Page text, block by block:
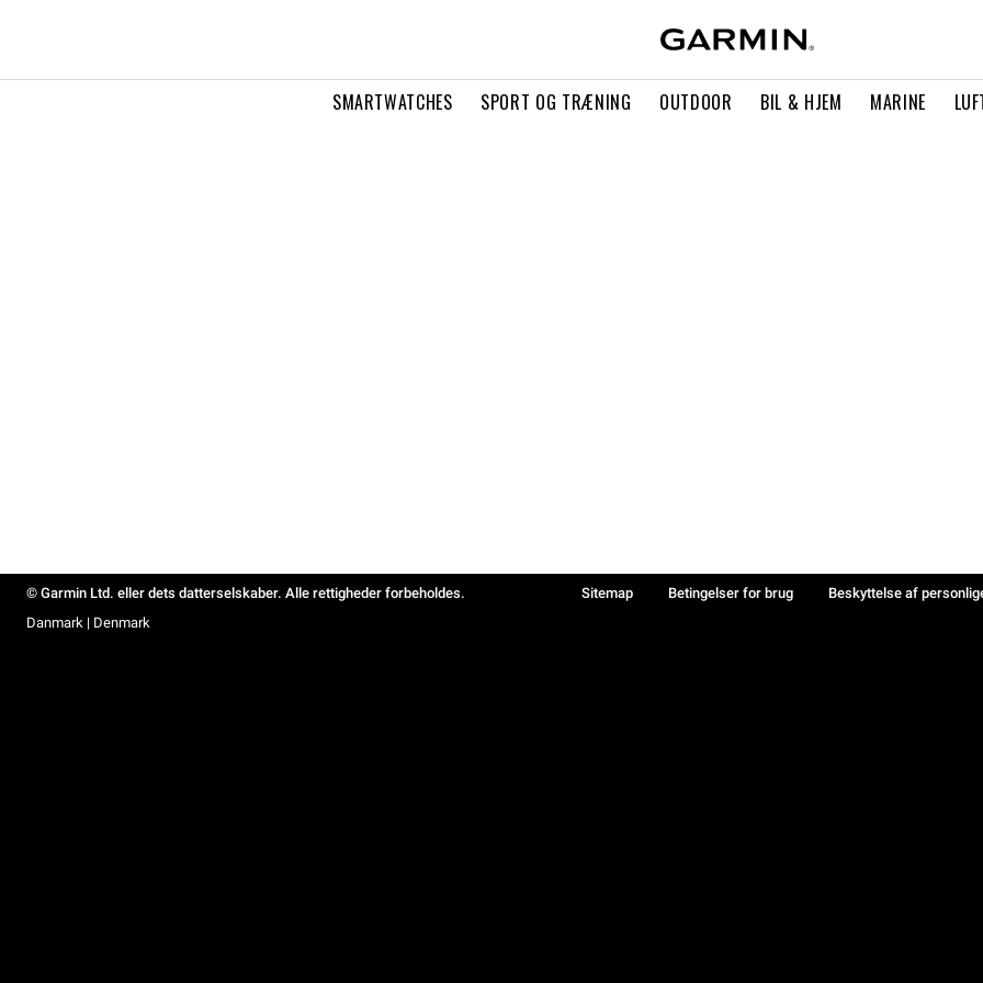
SMARTWATCHES SPORT OG TRÆNING OUTDOOR BIL & HJEM MARINE
© Garmin Ltd. eller dets datterselskaber. Alle rettigheder forbeholdes. Sitemap Betingelser for brug Beskyttelse af
Danmark | Denmark